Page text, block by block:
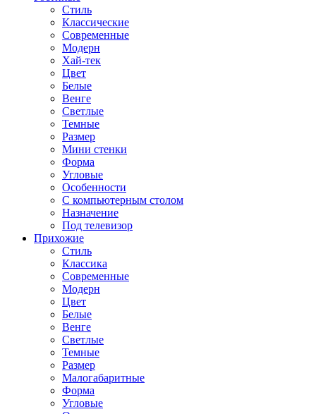
Стиль
Классические
Современные
Модерн
Хай-тек
Цвет
Белые
Венге
Светлые
Темные
Размер
Мини стенки
Форма
Угловые
Особенности
С компьютерным столом
Назначение
Под телевизор
Прихожие
Стиль
Классика
Современные
Модерн
Цвет
Белые
Венге
Светлые
Темные
Размер
Малогабаритные
Форма
Угловые